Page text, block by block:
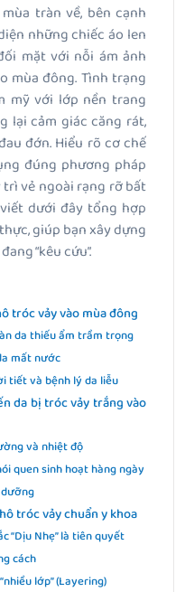
tràn về, bên cạnh
những chiếc áo len
mặt với nỗi ám ảnh
mùa đông. Tình trạng
mỹ với lớp nền trang
lại cảm giác căng rát,
đớn. Hiểu rõ cơ chế
đúng phương pháp
vẻ ngoài rạng rỡ bất
dưới đây tổng hợp
giúp bạn xây dựng
“kêu cứu”.
tróc vảy vào mùa đông
da thiếu ẩm trầm trọng
mất nước
tiết và bệnh lý da liễu
da bị tróc vảy trắng vào
và nhiệt độ
quen sinh hoạt hàng ngày
tróc vảy chuẩn y khoa
“Dịu Nhẹ” là tiên quyết
cách
lớp” (Layering)